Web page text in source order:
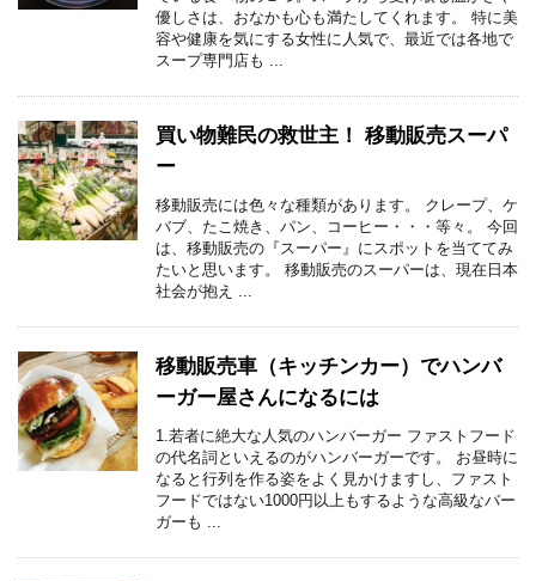
優しさは、おなかも心も満たしてくれます。 特に美
容や健康を気にする女性に人気で、最近では各地で
スープ専門店も ...
買い物難民の救世主！ 移動販売スーパ
ー
移動販売には色々な種類があります。 クレープ、ケ
バブ、たこ焼き、パン、コーヒー・・・等々。 今回
は、移動販売の『スーパー』にスポットを当ててみ
たいと思います。 移動販売のスーパーは、現在日本
社会が抱え ...
移動販売車（キッチンカー）でハンバ
ーガー屋さんになるには
1.若者に絶大な人気のハンバーガー ファストフード
の代名詞といえるのがハンバーガーです。 お昼時に
なると行列を作る姿をよく見かけますし、ファスト
フードではない1000円以上もするような高級なバー
ガーも ...